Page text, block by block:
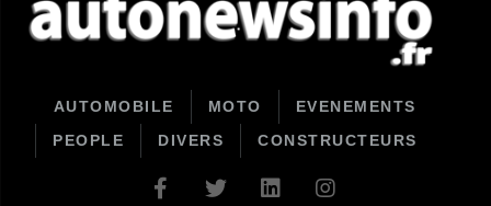
AUTOMOBILE MOTO
EVENEMENTS
PEOPLE
DIVERS CONSTRUCTEURS